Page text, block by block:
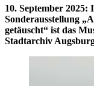
10. September 2025:
Sonderausstellung
getäuscht“ ist das
Stadtarchiv